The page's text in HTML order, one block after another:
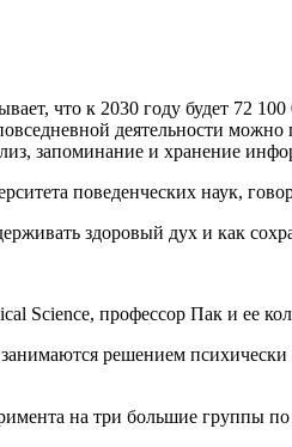
что к 2030 году будет 72
деятельности
запоминание и хранение
поведенческих наук,
здоровый дух и как
Science, профессор Пак и ее
решением
на три большие группы